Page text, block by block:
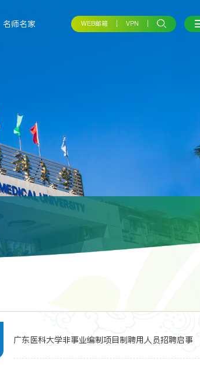
名师名家 WEB邮箱 VPN
广东医科大学非事业编制项目制聘用人员招聘启事